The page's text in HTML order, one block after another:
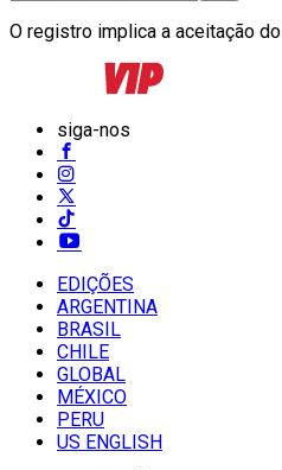
O registro implica a aceitação do
siga-nos
EDIÇÕES
ARGENTINA
BRASIL
CHILE
GLOBAL
MÉXICO
PERU
US ENGLISH